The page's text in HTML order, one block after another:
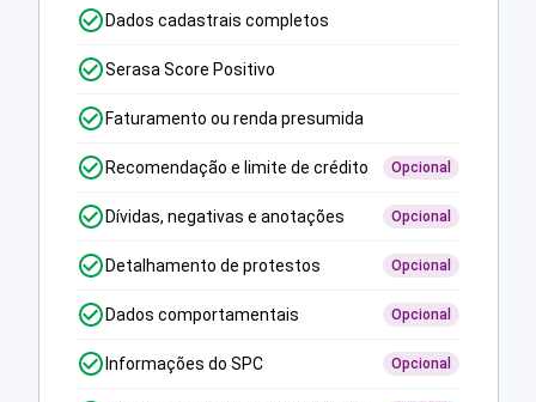
Dados cadastrais completos
Serasa Score Positivo
Faturamento ou renda presumida
Recomendação e limite de crédito Opcional
Dívidas, negativas e anotações Opcional
Detalhamento de protestos Opcional
Dados comportamentais Opcional
Informações do SPC Opcional